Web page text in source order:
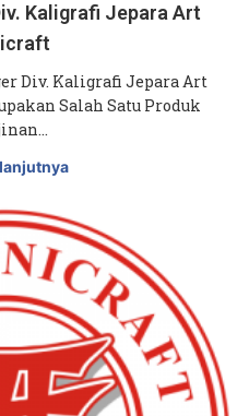
Kaligrafi Jepara Art
Div. Kaligrafi Jepara Art
Salah Satu Produk